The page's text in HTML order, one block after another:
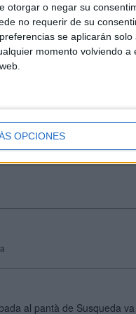
otorgar o negar su
no requerir de su
se aplicarán
momento volviendo
OPCIONES
caiac també el
pedres de
lo.
un mes més tard
va
va rebre un tret
al pantà de Susqueda